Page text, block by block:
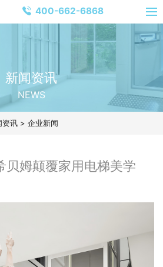
400-662-6868
新闻资讯
NEWS
资讯 > 企业新闻
姆颠覆家用电梯美学